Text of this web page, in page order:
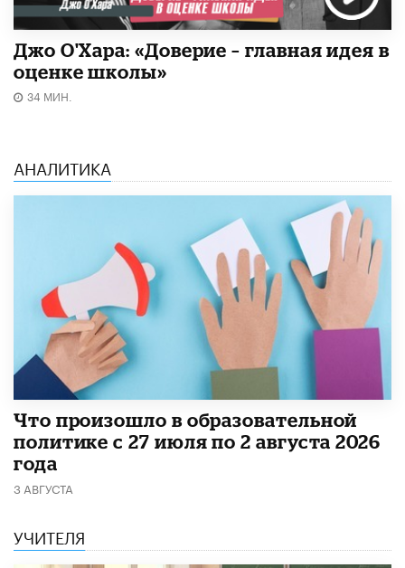
Джо О'Хара: «Доверие – главная идея в
оценке школы»
34 МИН.
АНАЛИТИКА
​Что произошло в образовательной
политике с 27 июля по 2 августа 2026
года
3 АВГУСТА
УЧИТЕЛЯ